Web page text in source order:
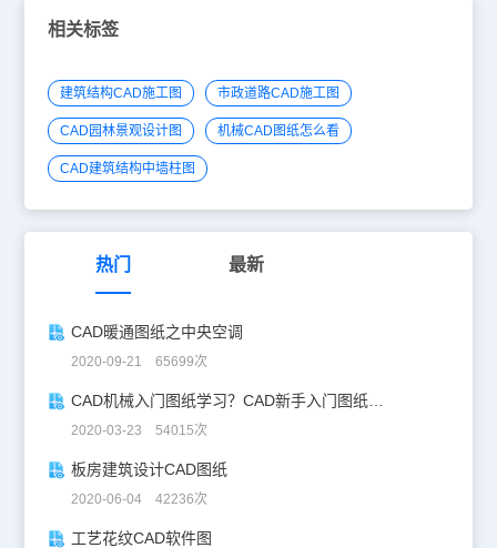
相关标签
建筑结构CAD施工图 市政道路CAD施工图
CAD园林景观设计图 机械CAD图纸怎么看
CAD建筑结构中墙柱图
热门 最新
CAD暖通图纸之中央空调
2020-09-21 65699次
CAD机械入门图纸学习？CAD新手入门图纸练习
2020-03-23 54015次
板房建筑设计CAD图纸
2020-06-04 42236次
工艺花纹CAD软件图